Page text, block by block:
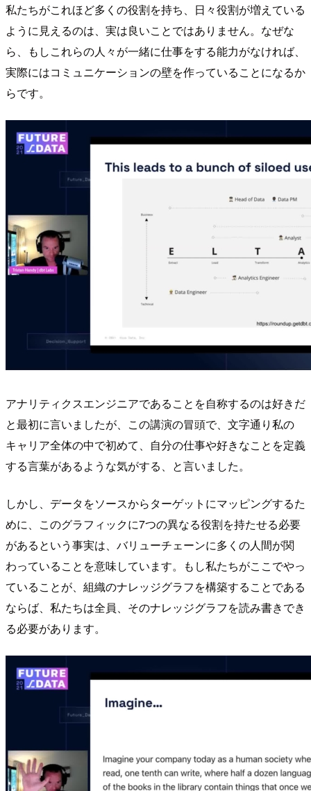
私たちがこれほど多くの役割を持ち、日々役割が増えている
ように見えるのは、実は良いことではありません。なぜな
ら、もしこれらの人々が一緒に仕事をする能力がなければ、
実際にはコミュニケーションの壁を作っていることになるか
らです。
アナリティクスエンジニアであることを自称するのは好きだ
と最初に言いましたが、この講演の冒頭で、文字通り私の
キャリア全体の中で初めて、自分の仕事や好きなことを定義
する言葉があるような気がする、と言いました。
しかし、データをソースからターゲットにマッピングするた
めに、このグラフィックに7つの異なる役割を持たせる必要
があるという事実は、バリューチェーンに多くの人間が関
わっていることを意味しています。もし私たちがここでやっ
ていることが、組織のナレッジグラフを構築することである
ならば、私たちは全員、そのナレッジグラフを読み書きでき
る必要があります。